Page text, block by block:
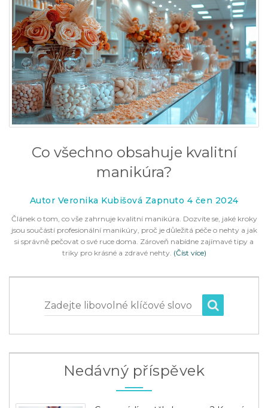
Co všechno obsahuje kvalitní
manikúra?
Autor Veronika Kubišová Zapnuto 4 čen 2024
Článek o tom, co vše zahrnuje kvalitní manikúra. Dozvíte se, jaké kroky
jsou součástí profesionální manikúry, proč je důležitá péče o nehty a jak
si správně pečovat o své ruce doma. Zároveň nabídne zajímavé tipy a
triky pro krásné a zdravé nehty. (Číst více)
Zadejte libovolné klíčové slovo
Nedávný příspěvek